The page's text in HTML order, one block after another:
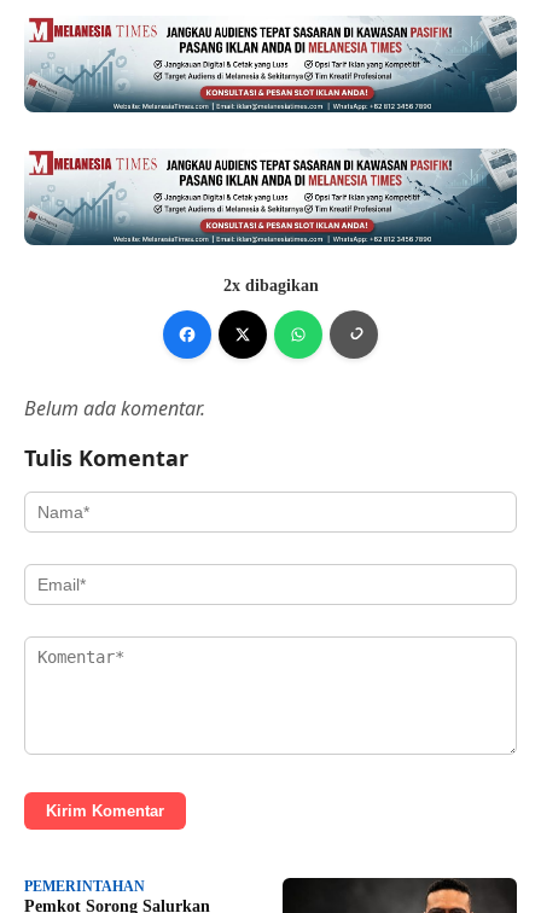
2x dibagikan
Belum ada komentar.
Tulis Komentar
Kirim Komentar
PEMERINTAHAN
Pemkot Sorong Salurkan